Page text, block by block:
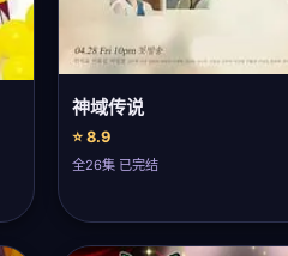
神域传说
⭐ 8.9
全26集 已完结